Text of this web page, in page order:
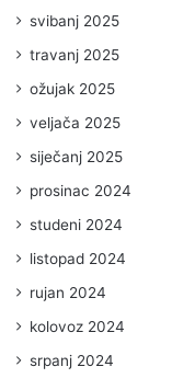
svibanj 2025
travanj 2025
ožujak 2025
veljača 2025
siječanj 2025
prosinac 2024
studeni 2024
listopad 2024
rujan 2024
kolovoz 2024
srpanj 2024